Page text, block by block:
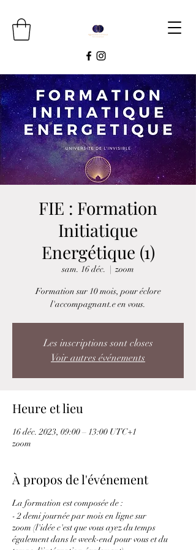
FIE : Formation
Initiatique
Energétique (1)
sam. 16 déc.
  |
zoom
Formation sur 10 mois, pour éclore
l'accompagnant.e en vous.
Les inscriptions sont closes
Voir autres événements
Heure et lieu
16 déc. 2023, 09:00 – 13:00 UTC+1
zoom
À propos de l'événement
La formation est composée de :
- 2 demi journée par mois en ligne sur
zoom (l'idée c'est que vous ayez du temps
également dans le week-end pour vous et du